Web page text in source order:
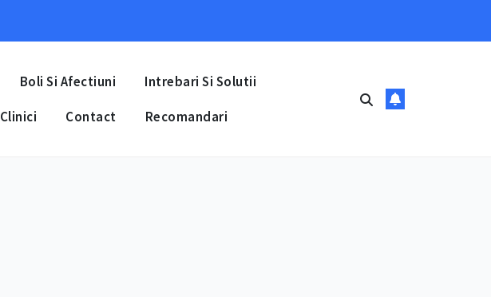
Boli Si Afectiuni Intrebari Si Solutii
Clinici Contact Recomandari